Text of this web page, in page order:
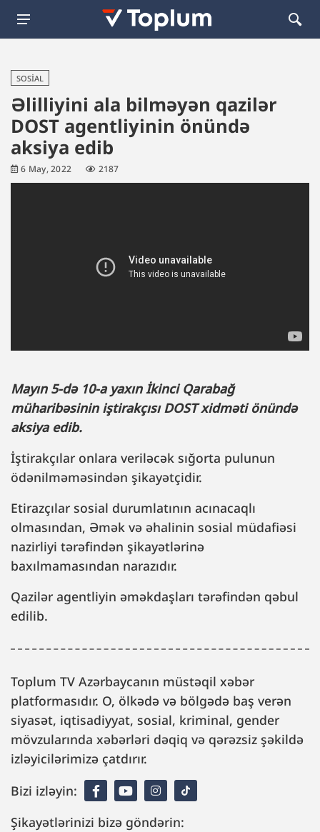
SOSIAL
Əlilliyini ala bilməyən qazilər
DOST agentliyinin önündə
aksiya edib
6 May, 2022 2187
Mayın 5-də 10-a yaxın İkinci Qarabağ
müharibəsinin iştirakçısı DOST xidməti önündə
aksiya edib.
İştirakçılar onlara veriləcək sığorta pulunun
ödənilməməsindən şikayətçidir.
Etirazçılar sosial durumlatının acınacaqlı
olmasından, Əmək və əhalinin sosial müdafiəsi
nazirliyi tərəfindən şikayətlərinə
baxılmamasından narazıdır.
Qazilər agentliyin əməkdaşları tərəfindən qəbul
edilib.
Toplum TV Azərbaycanın müstəqil xəbər
platformasıdır. O, ölkədə və bölgədə baş verən
siyasət, iqtisadiyyat, sosial, kriminal, gender
mövzularında xəbərləri dəqiq və qərəzsiz şəkildə
izləyicilərimizə çatdırır.
Bizi izləyin:
Şikayətlərinizi bizə göndərin: